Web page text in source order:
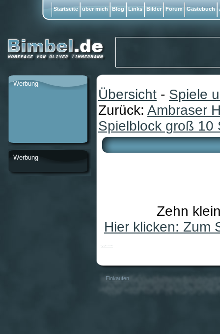
Übersicht - Spiele
Zurück: Ambraser
Spielblock groß 10
Zehn
Hier klicken: Zum
Einkaufen
Werbung
Werbung
Startseite über mich Blog Links Bilder Forum Gästebuch